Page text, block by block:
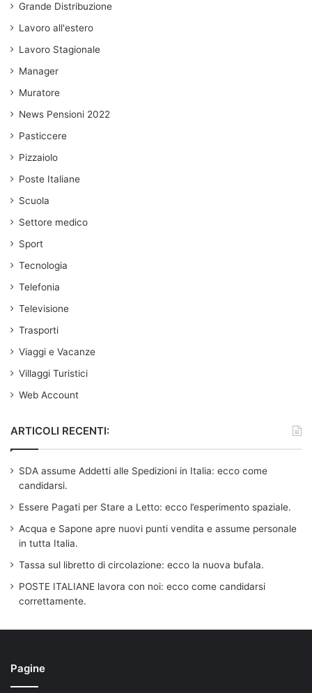
Grande Distribuzione
Lavoro all'estero
Lavoro Stagionale
Manager
Muratore
News Pensioni 2022
Pasticcere
Pizzaiolo
Poste Italiane
Scuola
Settore medico
Sport
Tecnologia
Telefonia
Televisione
Trasporti
Viaggi e Vacanze
Villaggi Turistici
Web Account
ARTICOLI RECENTI:
SDA assume Addetti alle Spedizioni in Italia: ecco come
candidarsi.
Essere Pagati per Stare a Letto: ecco l’esperimento spaziale.
Acqua e Sapone apre nuovi punti vendita e assume personale
in tutta Italia.
Tassa sul libretto di circolazione: ecco la nuova bufala.
POSTE ITALIANE lavora con noi: ecco come candidarsi
correttamente.
Pagine